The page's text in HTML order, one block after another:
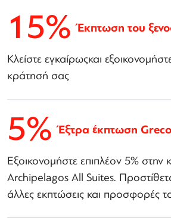
15% Έκπτωση του
Κλείστε εγκαίρωςκαι
κράτησή σας
5% Έξτρα έκπτωση
Εξοικονομήστε επιπλέον 5%
Archipelagos All Suites.
άλλες εκπτώσεις και προσφορές